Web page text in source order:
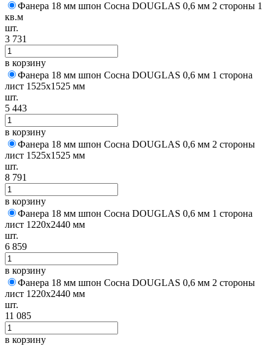
Фанера 18 мм шпон Сосна DOUGLAS 0,6 мм 2 стороны 1
кв.м
шт.
3 731
в корзину
Фанера 18 мм шпон Сосна DOUGLAS 0,6 мм 1 сторона
лист 1525х1525 мм
шт.
5 443
в корзину
Фанера 18 мм шпон Сосна DOUGLAS 0,6 мм 2 стороны
лист 1525х1525 мм
шт.
8 791
в корзину
Фанера 18 мм шпон Сосна DOUGLAS 0,6 мм 1 сторона
лист 1220х2440 мм
шт.
6 859
в корзину
Фанера 18 мм шпон Сосна DOUGLAS 0,6 мм 2 стороны
лист 1220х2440 мм
шт.
11 085
в корзину